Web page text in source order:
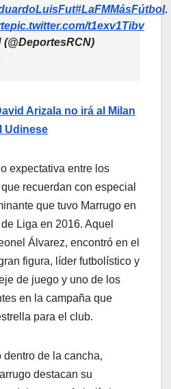
#LaFMMásFútbol.
pic.twitter.com/t1exv1Tibv
Arizala no irá al Milan
Udinese
expectativa entre los
recuerdan con especial
que tuvo Marrugo en
Liga en 2016. Aquel
Álvarez, encontró en el
figura, líder futbolístico y
de juego y uno de los
en la campaña que
para el club.
dentro de la cancha,
destacan su